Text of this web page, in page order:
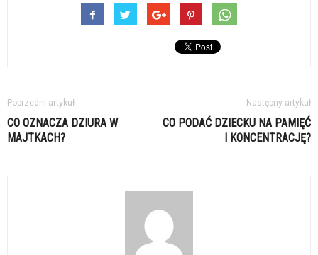
Poprzedni artykuł
CO OZNACZA DZIURA W
MAJTKACH?
Następny artykuł
CO PODAĆ DZIECKU NA PAMIĘĆ
I KONCENTRACJĘ?